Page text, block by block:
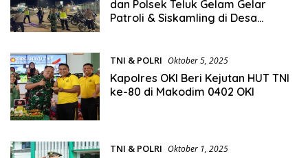
dan Polsek Teluk Gelam Gelar
Patroli & Siskamling di Desa
TNI & POLRI Oktober 5, 2025
Kapolres OKI Beri Kejutan HUT TNI
ke-80 di Makodim 0402 OKI
TNI & POLRI Oktober 1, 2025